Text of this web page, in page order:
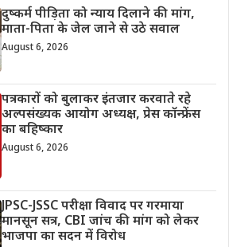
दुष्कर्म पीड़िता को न्याय दिलाने की मांग,
माता-पिता के जेल जाने से उठे सवाल
August 6, 2026
पत्रकारों को बुलाकर इंतजार करवाते रहे
अल्पसंख्यक आयोग अध्यक्ष, प्रेस कॉन्फ्रेंस
का बहिष्कार
August 6, 2026
JPSC-JSSC परीक्षा विवाद पर गरमाया
मानसून सत्र, CBI जांच की मांग को लेकर
भाजपा का सदन में विरोध